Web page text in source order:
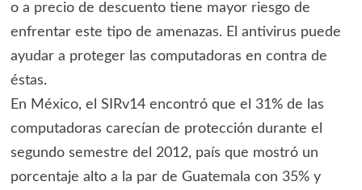
o a precio de descuento tiene mayor riesgo de
enfrentar este tipo de amenazas. El antivirus puede
ayudar a proteger las computadoras en contra de
éstas.
En México, el SIRv14 encontró que el 31% de las
computadoras carecían de protección durante el
segundo semestre del 2012, país que mostró un
porcentaje alto a la par de Guatemala con 35% y